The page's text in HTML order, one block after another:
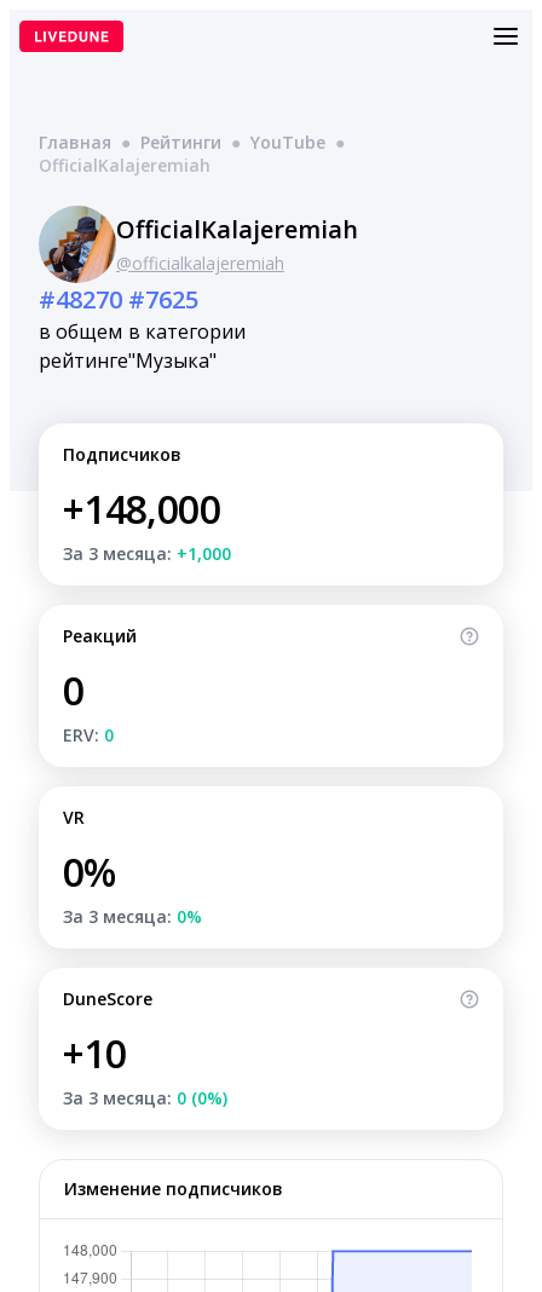
Перейти
Главная ● Рейтинги ● YouTube ●
OfficialKalajeremiah
OfficialKalajeremiah
@officialkalajeremiah
#48270
в общем
рейтинге
#7625
в категории
"Музыка"
Подписчиков
+148,000
За 3 месяца: +1,000
Реакций
0
ERV: 0
VR
0%
За 3 месяца: 0%
DuneScore
+10
За 3 месяца: 0 (0%)
Изменение подписчиков